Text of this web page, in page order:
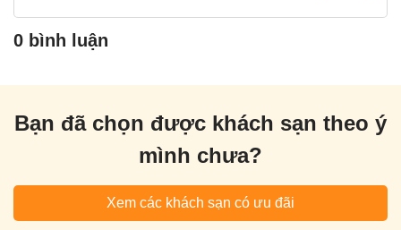
0 bình luận
Bạn đã chọn được khách sạn theo ý
mình chưa?
Xem các khách sạn có ưu đãi